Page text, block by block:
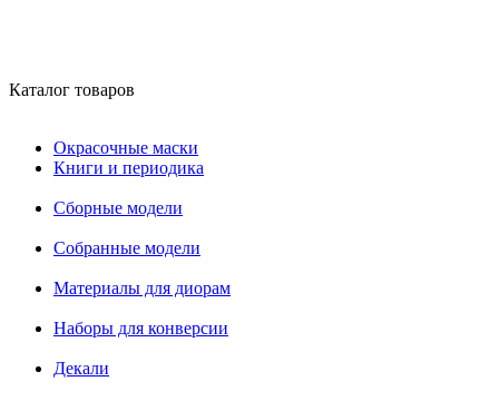
Каталог товаров
Окрасочные маски
Книги и периодика
Сборные модели
Собранные модели
Материалы для диорам
Наборы для конверсии
Декали